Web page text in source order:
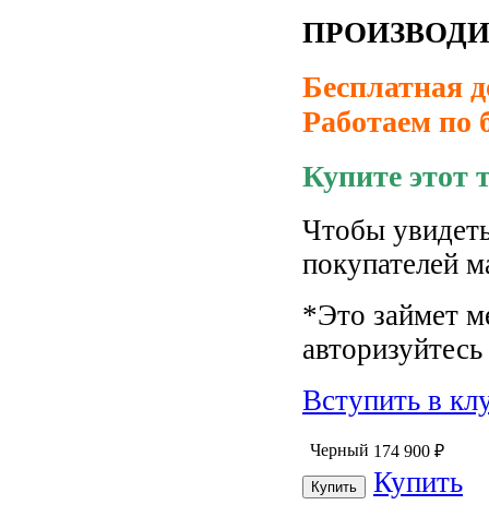
Бесплатная
Работаем по
Купите этот
Чтобы
покупателей
*Это займет
Вступить в
Черный 174 900 ₽
Купить